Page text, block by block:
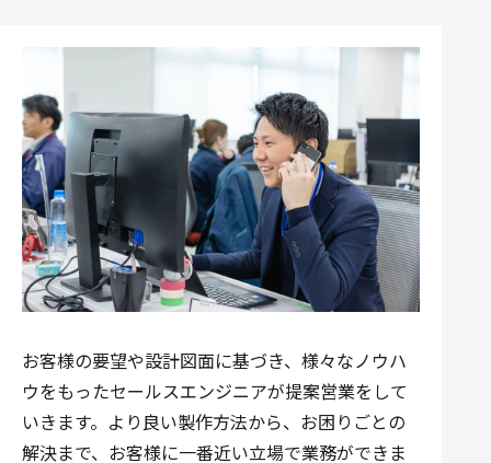
お客様の要望や設計図面に基づき、様々なノウハ
ウをもったセールスエンジニアが提案営業をして
いきます。より良い製作方法から、お困りごとの
解決まで、お客様に一番近い立場で業務ができま